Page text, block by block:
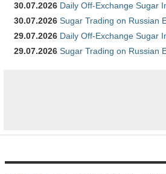
30.07.2026 Daily Off-Exchange Sugar
30.07.2026 Sugar Trading on Russian
29.07.2026 Daily Off-Exchange Sugar
29.07.2026 Sugar Trading on Russian